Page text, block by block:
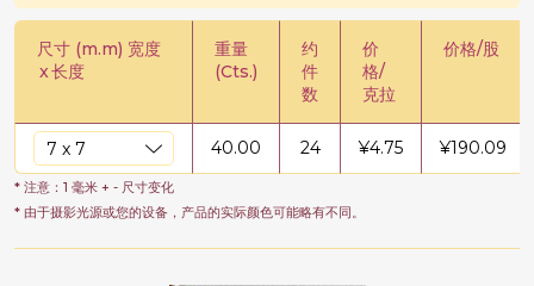
尺寸 (m.m) 宽度
x长度
重量
(Cts.)
约
件
数
价
格/
克拉
价格/股
40.00 24 ¥4.75 ¥190.09
* 注意：1 毫米 + - 尺寸变化
* 由于摄影光源或您的设备，产品的实际颜色可能略有不同。